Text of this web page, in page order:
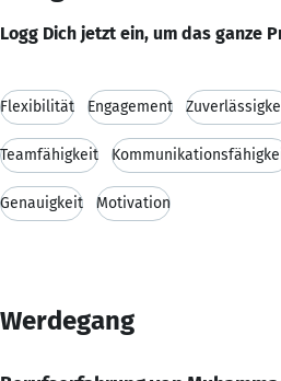
Logg Dich jetzt ein, um das ganze
Flexibilität Engagement
Teamfähigkeit
Genauigkeit Motivation
Werdegang